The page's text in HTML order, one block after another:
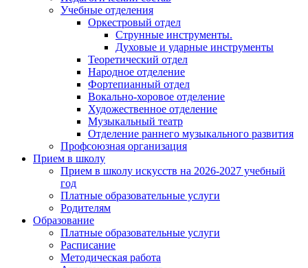
Учебные отделения
Оркестровый отдел
Струнные инструменты.
Духовые и ударные инструменты
Теоретический отдел
Народное отделение
Фортепианный отдел
Вокально-хоровое отделение
Художественное отделение
Музыкальный театр
Отделение раннего музыкального развития
Профсоюзная организация
Прием в школу
Прием в школу искусств на 2026-2027 учебный
год
Платные образовательные услуги
Родителям
Образование
Платные образовательные услуги
Расписание
Методическая работа